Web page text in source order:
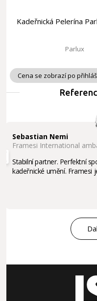
Kadeřnická Pelerína
Parlux
Cena se zobrazí po
Sebastian Nemi
Framesi International
Stabilní partner. Perfektní
kadeřnické umění. Framesi